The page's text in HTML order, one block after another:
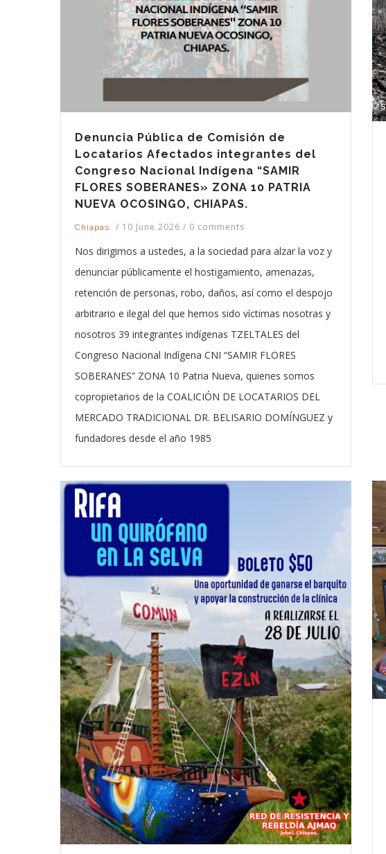
Denuncia Pública de Comisión de
Locatarios Afectados integrantes del
Congreso Nacional Indígena “SAMIR
FLORES SOBERANES» ZONA 10 PATRIA
NUEVA OCOSINGO, CHIAPAS.
Chiapas / 10 June 2026 / 0 comments
Nos dirigimos a ustedes, a la sociedad para alzar la voz y
denunciar públicamente el hostigamiento, amenazas,
retención de personas, robo, daños, así como el despojo
arbitrario e ilegal del que hemos sido víctimas nosotras y
nosotros 39 integrantes indígenas TZELTALES del
Congreso Nacional Indígena CNI “SAMIR FLORES
SOBERANES” ZONA 10 Patria Nueva, quienes somos
copropietarios de la COALICIÓN DE LOCATARIOS DEL
MERCADO TRADICIONAL DR. BELISARIO DOMÍNGUEZ y
fundadores desde el año 1985